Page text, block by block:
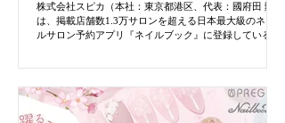
株式会社スピカ（本社：東京都港区、代表：國府田 勲）
は、掲載店舗数1.3万サロンを超える日本最大級のネイ
ルサロン予約アプリ『ネイルブック』に登録しているネ